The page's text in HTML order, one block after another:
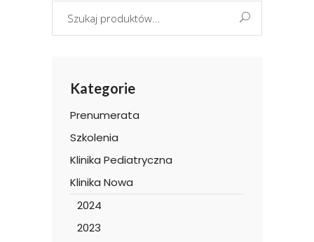
Kategorie
Prenumerata
Szkolenia
Klinika Pediatryczna
Klinika Nowa
2024
2023